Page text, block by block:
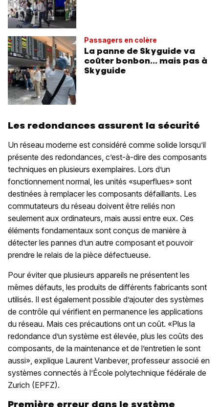
Passagers en colère
La panne de Skyguide va
coûter bonbon... mais pas à
Skyguide
Les redondances assurent la sécurité
Un réseau moderne est considéré comme solide lorsqu’il
présente des redondances, c’est-à-dire des composants
techniques en plusieurs exemplaires. Lors d’un
fonctionnement normal, les unités «superflues» sont
destinées à remplacer les composants défaillants. Les
commutateurs du réseau doivent être reliés non
seulement aux ordinateurs, mais aussi entre eux. Ces
éléments fondamentaux sont conçus de manière à
détecter les pannes d’un autre composant et pouvoir
prendre le relais de la pièce défectueuse.
Pour éviter que plusieurs appareils ne présentent les
mêmes défauts, les produits de différents fabricants sont
utilisés. Il est également possible d’ajouter des systèmes
de contrôle qui vérifient en permanence les applications
du réseau. Mais ces précautions ont un coût. «Plus la
redondance d’un système est élevée, plus les coûts des
composants, de la maintenance et de l’entretien le sont
aussi», explique Laurent Vanbever, professeur associé en
systèmes connectés à l’École polytechnique fédérale de
Zurich (EPFZ).
Première erreur dans le système